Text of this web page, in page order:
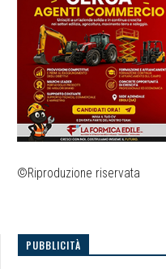
©Riproduzione riservata
PUBBLICITÀ